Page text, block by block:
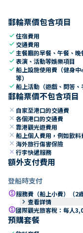
郵輪票價包含項目
check住宿費用
check 交通費用
check 主餐廳的早餐、午餐、
check表演、活動等娛樂項目
check船上設施使用費（健身
等）
check船上活動（遊戲、問答、
郵輪票價不包含項目
close 自家至港口的交通費
close 各個港口的交通費
close 靠港觀光遊費用
close 船上個人費用，例如飲
close 海外旅行傷害保險
close 行李快遞服務
額外支付費用
登船時支付
paid服務費（船上小費）（2
keyboard_arrow_right 查看詳情
paid國際觀光旅客稅：每人
預購套餐